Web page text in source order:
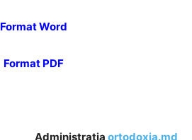
Format Word
Format PDF
Administrația ortodoxia.md